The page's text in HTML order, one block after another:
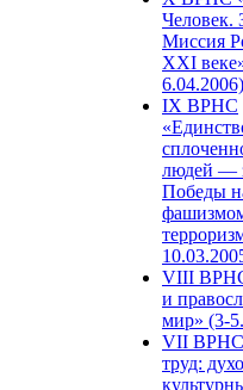
Человек.
Миссия
XXI
6.04.2006)
IX ВРНС
людей —
Победы
VIII
и
мир» (3-
VII ВРНС
труд: